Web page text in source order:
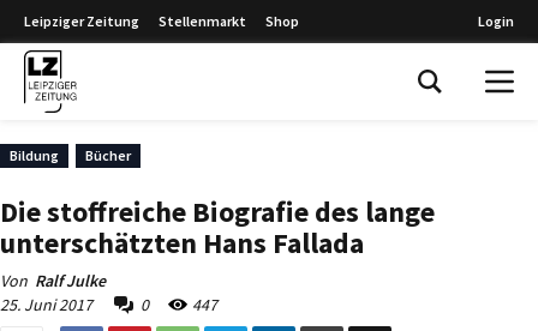
Leipziger Zeitung Stellenmarkt Shop Login
Bildung Bücher
Die stoffreiche Biografie des lange
unterschätzten Hans Fallada
Von Ralf Julke
25. Juni 2017
0 447